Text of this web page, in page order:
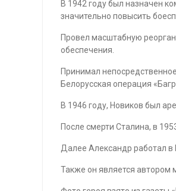
В 1942 году был назначен
значительно повысить
Провел масштабную
обеспечения.
Принимал
Белорусская операция
В 1946 году, Новиков был
После смерти Сталина, в
Далее Александр работал в
Также он является автором